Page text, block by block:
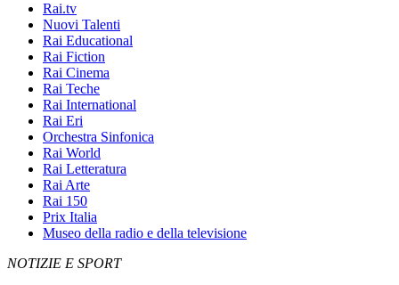
Rai.tv
Nuovi Talenti
Rai Educational
Rai Fiction
Rai Cinema
Rai Teche
Rai International
Rai Eri
Orchestra Sinfonica
Rai World
Rai Letteratura
Rai Arte
Rai 150
Prix Italia
Museo della radio e della televisione
NOTIZIE E SPORT